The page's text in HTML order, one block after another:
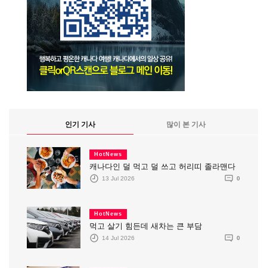
인기 기사 많이 본 기사
HotNews
캐나다인 덜 먹고 덜 쓰고 허리띠 졸라맨다
13 Jul 2026 0
HotNews
먹고 살기 힘든데 새차는 큰 부담
14 Jul 2026 0